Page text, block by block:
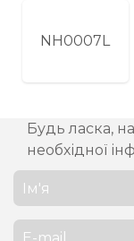
NH0007L
Будь ласка,
необхідної